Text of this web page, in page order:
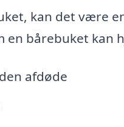
kan det være
en bårebuket kan
afdøde